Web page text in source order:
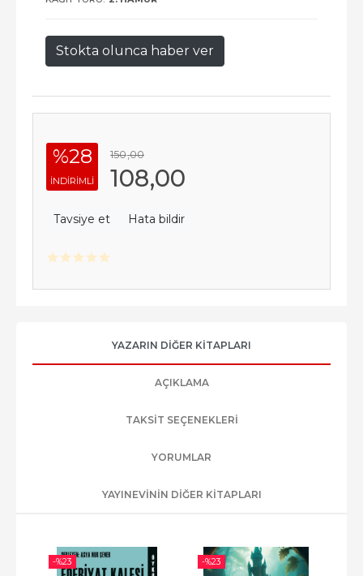
Stokta olunca haber ver
%28
INDIRIMLI
150,00
108,00
Tavsiye et Hata bildir
YAZARIN DIĞER KITAPLARI
AÇIKLAMA
TAKSIT SEÇENEKLERI
YORUMLAR
YAYINEVININ DIĞER KITAPLARI
-%23 -%23